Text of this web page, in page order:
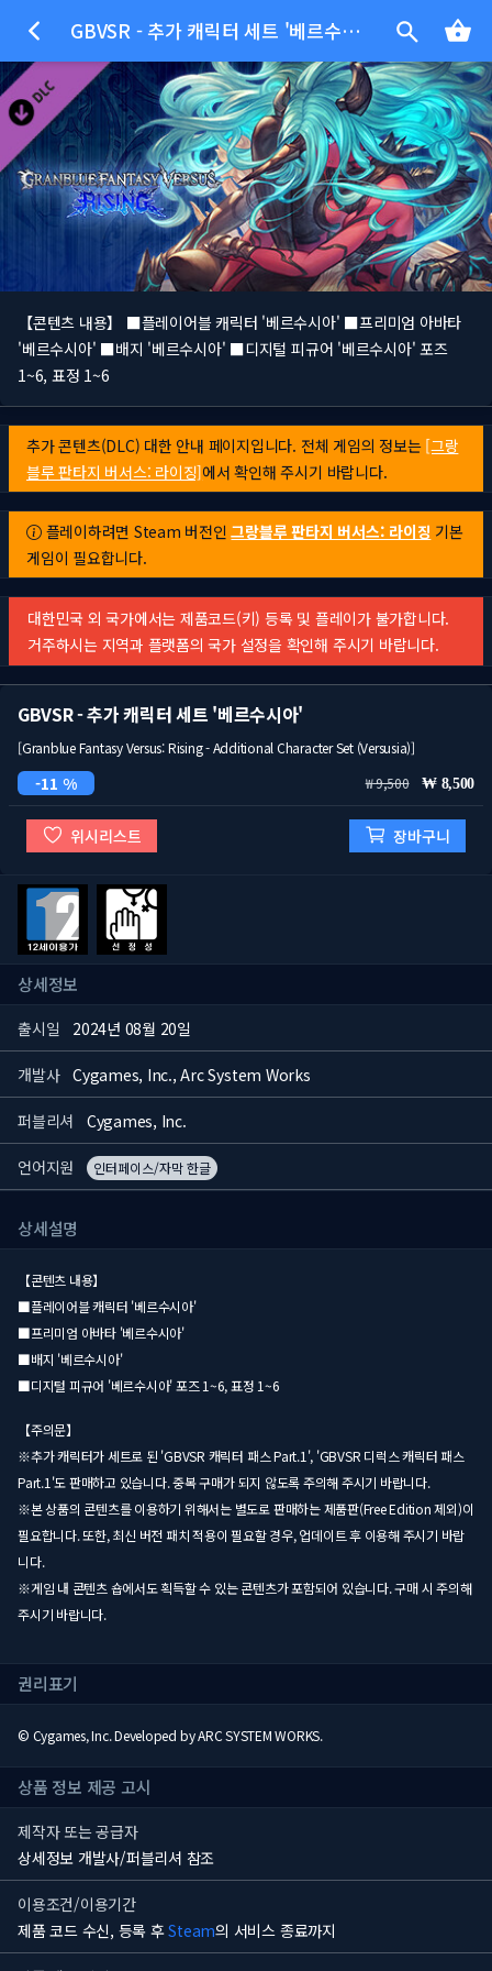
GBVSR - 추가 캐릭터 세트 '베르수시아'
【콘텐츠 내용】 ■플레이어블 캐릭터 '베르수시아' ■프리미엄 아바타
'베르수시아' ■배지 '베르수시아' ■디지털 피규어 '베르수시아' 포즈
1~6, 표정 1~6
추가 콘텐츠(DLC) 대한 안내 페이지입니다. 전체 게임의 정보는 [그랑
블루 판타지 버서스: 라이징]에서 확인해 주시기 바랍니다.
플레이하려면 Steam 버전인그랑블루 판타지 버서스: 라이징 기본
게임이 필요합니다.
대한민국 외 국가에서는 제품코드(키) 등록 및 플레이가 불가합니다.
거주하시는 지역과 플랫폼의 국가 설정을 확인해 주시기 바랍니다.
GBVSR - 추가 캐릭터 세트 '베르수시아'
[Granblue Fantasy Versus: Rising - Additional Character Set (Versusia)]
11 % 9,500 8,500
위시리스트 장바구니
상세정보
출시일 2024년 08월 20일
개발사 Cygames, Inc., Arc System Works
퍼블리셔 Cygames, Inc.
언어지원 인터페이스/자막 한글
상세설명
【콘텐츠 내용】
■플레이어블 캐릭터 '베르수시아'
■프리미엄 아바타 '베르수시아'
■배지 '베르수시아'
■디지털 피규어 '베르수시아' 포즈 1~6, 표정 1~6
【주의문】
※추가 캐릭터가 세트로 된 'GBVSR 캐릭터 패스 Part.1', 'GBVSR 디럭스 캐릭터 패스
Part.1'도 판매하고 있습니다. 중복 구매가 되지 않도록 주의해 주시기 바랍니다.
※본 상품의 콘텐츠를 이용하기 위해서는 별도로 판매하는 제품판(Free Edition 제외)이
필요합니다. 또한, 최신 버전 패치 적용이 필요할 경우, 업데이트 후 이용해 주시기 바랍
니다.
※게임 내 콘텐츠 숍에서도 획득할 수 있는 콘텐츠가 포함되어 있습니다. 구매 시 주의해
주시기 바랍니다.
권리표기
© Cygames, Inc. Developed by ARC SYSTEM WORKS.
상품 정보 제공 고시
제작자 또는 공급자
상세정보 개발사/퍼블리셔 참조
이용조건/이용기간
제품 코드 수신, 등록 후Steam의 서비스 종료까지